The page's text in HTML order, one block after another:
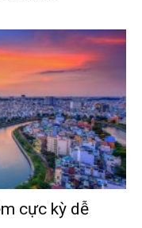
cực kỳ dễ